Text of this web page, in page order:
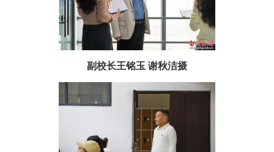
副校长王铭玉 谢秋洁摄